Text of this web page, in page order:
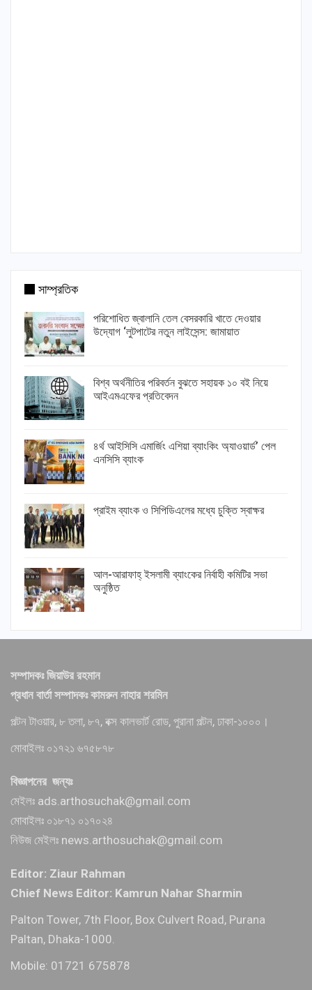
সাম্প্রতিক
পরিশোধিত জ্বালানি তেল বেসরকারি খাতে দেওয়ার
উদ্যোগ ‘লুটপাটের নতুন লাইসেন্স: জামায়াত
বিশ্ব অর্থনীতির পরিবর্তন বুঝতে সহায়ক ১০ বই নিয়ে
আইএমএফের প্রতিবেদন
৪র্থ আইসিসি এমার্জিং এশিয়া ব্যাংকিং অ্যাওয়ার্ড’ পেল
এনসিসি ব্যাংক
প্রাইম ব্যাংক ও সিপিডিএলের মধ্যে চুক্তি স্বাক্ষর
আল-আরাফাহ্ ইসলামী ব্যাংকের নির্বাহী কমিটির সভা
অনুষ্ঠিত
সম্পাদকঃ জিয়াউর রহমান
প্রধান বার্তা সম্পাদকঃ কামরুন নাহার শরমিন
পল্টন টাওয়ার, ৮ তলা, ৮৭, বক্স কালভার্ট রোড, পুরানা পল্টন, ঢাকা-১০০০।
মোবাইলঃ ০১৭২১ ৬৭৫৮৭৮
বিজ্ঞাপনের জন্যঃ
মেইলঃ ads.arthosuchak@gmail.com
মোবাইলঃ ০১৮৭১ ০১৭০২৪
নিউজ মেইলঃ news.arthosuchak@gmail.com
Editor: Ziaur Rahman
Chief News Editor: Kamrun Nahar Sharmin
Palton Tower, 7th Floor, Box Culvert Road, Purana
Paltan, Dhaka-1000.
Mobile: 01721 675878